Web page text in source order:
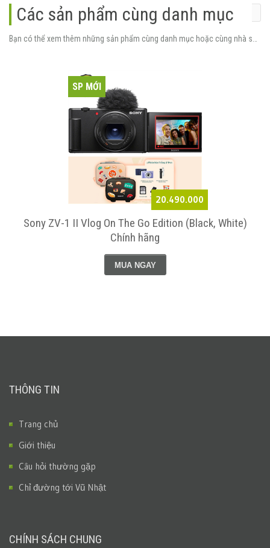
Các sản phẩm cùng danh mục
Bạn có thể xem thêm những sản phẩm cùng danh mục hoặc cùng nhà sản xuất.
20.490.000
SP MỚI
Sony ZV-1 II Vlog On The Go Edition (Black, White)
Chính hãng
MUA NGAY
THÔNG TIN
Trang chủ
Giới thiệu
Câu hỏi thường gặp
Chỉ đường tới Vũ Nhật
CHÍNH SÁCH CHUNG